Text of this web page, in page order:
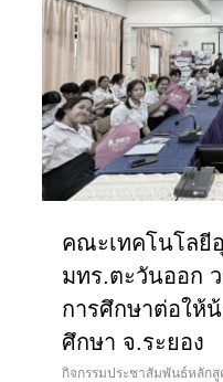
คณะเทคโนโลยี
มทร.ตะวันออก
การศึกษาต่อให้น้
ศึกษา จ.ระยอง
กิจกรรมประชาสัมพันธ์หลักสู